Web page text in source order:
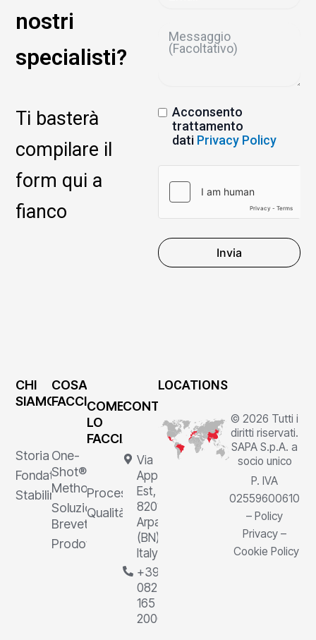
nostri
specialisti?
Ti basterà
compilare il
form qui a
fianco
Acconsento
trattamento
dati Privacy Policy
Invia
CHI
SIAMO
Storia
Fondatore
Stabilimenti
COSA
FACCIAMO
One-
Shot®
Method
Soluzioni
Brevettate
Prodotti
COME
LO
FACCIAMO
Processi
Qualità
CONTATTI
Via
Appia
Est, 1,
82011
Arpaia
(BN),
Italy
+39
0823
165
2000
LOCATIONS
© 2026 Tutti i
diritti riservati.
SAPA S.p.A. a
socio unico
P. IVA
02559600610
–Policy
Privacy –
Cookie Policy